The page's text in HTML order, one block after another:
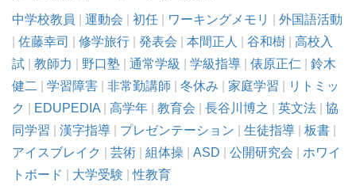
中学校教員 運動会 初任 ワーキングメモリ
外国語活動
佐藤幸司 修学旅行 発表会 本間正人 谷和樹
高校入
試
教師力 野口塾 通常学級 学級指導 俵原正仁
鈴木
健二
学習障害 非常勤講師 冬休み 家庭学習
リトミッ
ク
EDUPEDIA 高学年 教育会 長谷川博之 英文法
協
同学習
漢字指導 プレゼンテーション 生徒指導 板書
アイスブレイク
芸術 組体操 ASD 公開研究会
ホワイ
トボード
大学受験 |性教育